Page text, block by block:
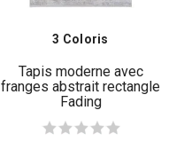
3 Coloris
Tapis moderne avec
franges abstrait rectangle
Fading